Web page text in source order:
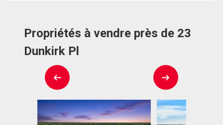
Propriétés à vendre près de 23
Dunkirk Pl